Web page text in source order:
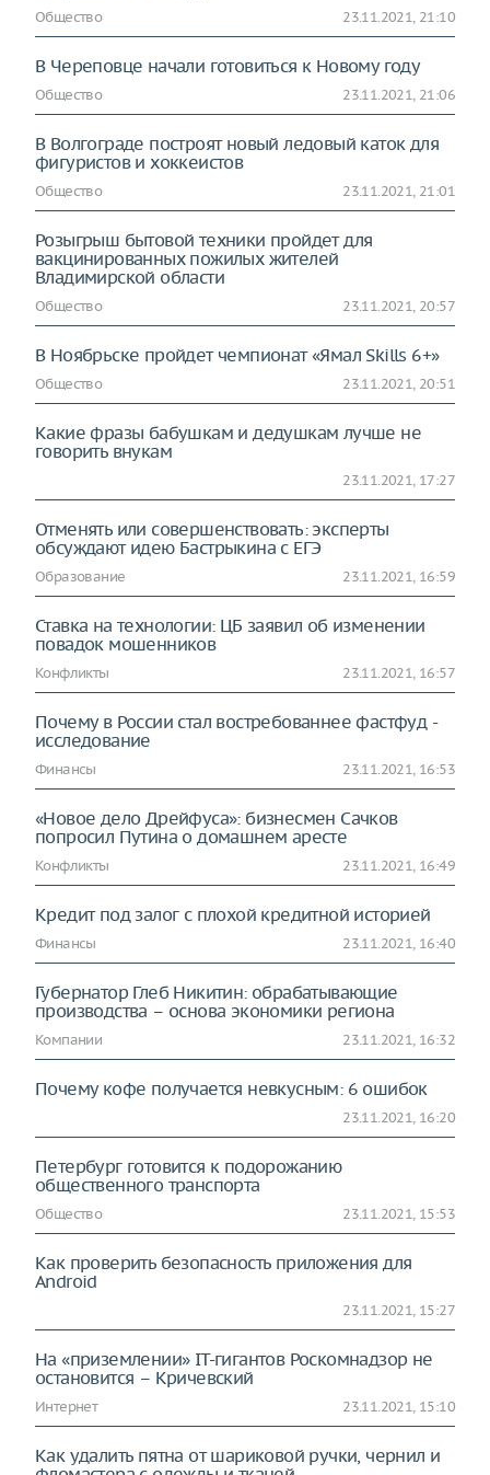
Общество 23.11.2021, 21:10
В Череповце начали готовиться к Новому году
Общество 23.11.2021, 21:06
В Волгограде построят новый ледовый каток для
фигуристов и хоккеистов
Общество 23.11.2021, 21:01
Розыгрыш бытовой техники пройдет для
вакцинированных пожилых жителей
Владимирской области
Общество 23.11.2021, 20:57
В Ноябрьске пройдет чемпионат «Ямал Skills 6+»
Общество 23.11.2021, 20:51
Какие фразы бабушкам и дедушкам лучше не
говорить внукам
23.11.2021, 17:27
Отменять или совершенствовать: эксперты
обсуждают идею Бастрыкина с ЕГЭ
Образование 23.11.2021, 16:59
Ставка на технологии: ЦБ заявил об изменении
повадок мошенников
Конфликты 23.11.2021, 16:57
Почему в России стал востребованнее фастфуд -
исследование
Финансы 23.11.2021, 16:53
«Новое дело Дрейфуса»: бизнесмен Сачков
попросил Путина о домашнем аресте
Конфликты 23.11.2021, 16:49
Кредит под залог с плохой кредитной историей
Финансы 23.11.2021, 16:40
Губернатор Глеб Никитин: обрабатывающие
производства – основа экономики региона
Компании 23.11.2021, 16:32
Почему кофе получается невкусным: 6 ошибок
23.11.2021, 16:20
Петербург готовится к подорожанию
общественного транспорта
Общество 23.11.2021, 15:53
Как проверить безопасность приложения для
Android
23.11.2021, 15:27
На «приземлении» IT-гигантов Роскомнадзор не
остановится – Кричевский
Интернет 23.11.2021, 15:10
Как удалить пятна от шариковой ручки, чернил и